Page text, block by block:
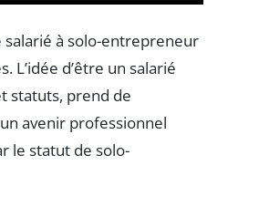
à solo-entrepreneur
d’être un salarié
statuts, prend de
avenir professionnel
le statut de solo-